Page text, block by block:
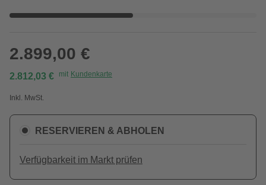
2.899,00 €
2.812,03 € mit Kundenkarte
Inkl. MwSt.
RESERVIEREN & ABHOLEN
Verfügbarkeit im Markt prüfen